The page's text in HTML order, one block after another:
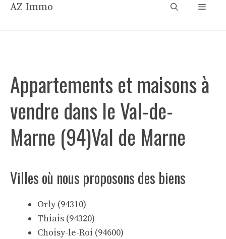
AllerAZ Immo Menu
Appartements et maisons à
vendre dans le Val-de-
Marne (94)Val de Marne
Villes où nous proposons des biens
Orly (94310)
Thiais (94320)
Choisy-le-Roi (94600)